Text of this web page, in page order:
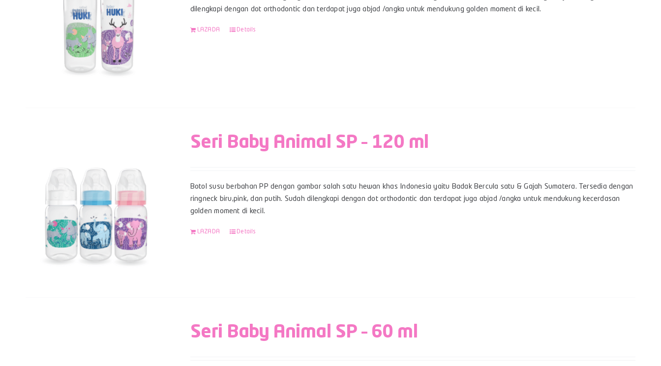
dilengkapi dengan dot orthodontic dan terdapat juga abjad /angka untuk mendukung golden moment di kecil.
LAZADA Details
Seri Baby Animal SP – 120 ml
Botol susu berbahan PP dengan gambar salah satu hewan khas Indonesia yaitu Badak Bercula satu & Gajah Sumatera. Tersedia dengan
ringneck biru,pink, dan putih. Sudah dilengkapi dengan dot orthodontic dan terdapat juga abjad /angka untuk mendukung kecerdasan
golden moment di kecil.
LAZADA Details
Seri Baby Animal SP – 60 ml